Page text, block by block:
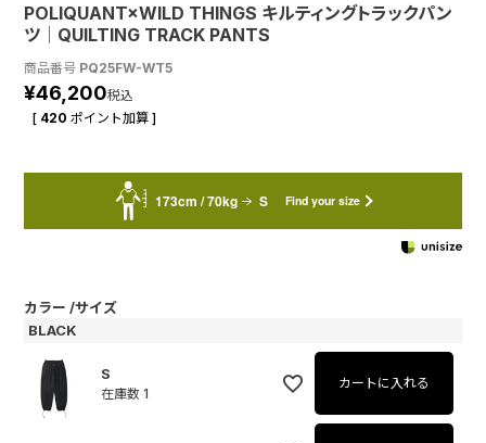
POLIQUANT×WILD THINGS キルティングトラックパン
ツ│QUILTING TRACK PANTS
商品番号 PQ25FW-WT5
¥46,200税込
[ 420 ポイント加算 ]
173cm / 70kg S Find your size
カラー サイズ
BLACK
S
在庫数 1
カートに入れる